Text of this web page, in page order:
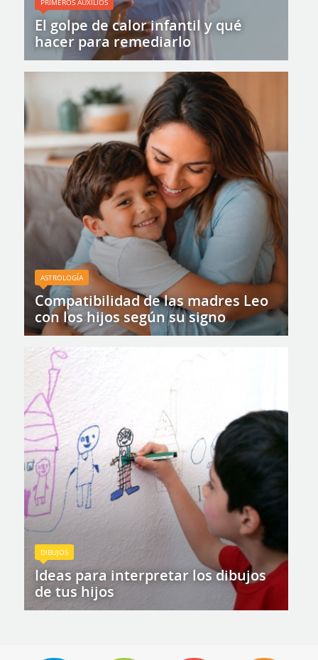
PRIMEROS AUXILIOS
El golpe de calor infantil y qué
hacer para remediarlo
ASTROLOGÍA
Compatibilidad de las madres Leo
con los hijos según su signo
DIBUJOS
Ideas para interpretar los dibujos
de tus hijos